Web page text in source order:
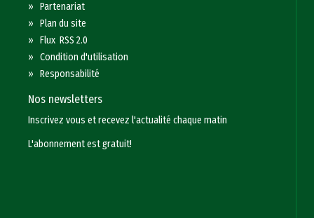
»Partenariat
»Plan du site
»Flux RSS 2.0
»Condition d'utilisation
»Responsabilité
Nos newsletters
Inscrivez vous et recevez l'actualité chaque matin
L'abonnement est gratuit!